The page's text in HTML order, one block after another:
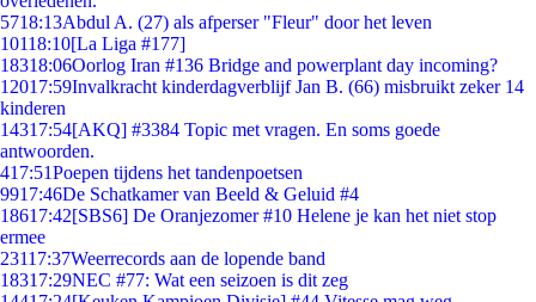
5718:13Abdul A. (27) als afperser "Fleur" door het leven
10118:10[La Liga #177]
18318:06Oorlog Iran #136 Bridge and powerplant day incoming?
12017:59Invalkracht kinderdagverblijf Jan B. (66) misbruikt zeker 14
kinderen
14317:54[AKQ] #3384 Topic met vragen. En soms goede
antwoorden.
417:51Poepen tijdens het tandenpoetsen
9917:46De Schatkamer van Beeld & Geluid #4
18617:42[SBS6] De Oranjezomer #10 Helene je kan het niet stop
ermee
23117:37Weerrecords aan de lopende band
18317:29NEC #77: Wat een seizoen is dit zeg